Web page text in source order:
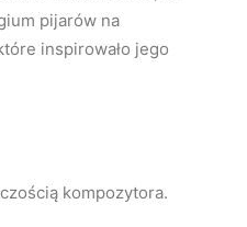
pijarów na
inspirowało jego
kompozytora.